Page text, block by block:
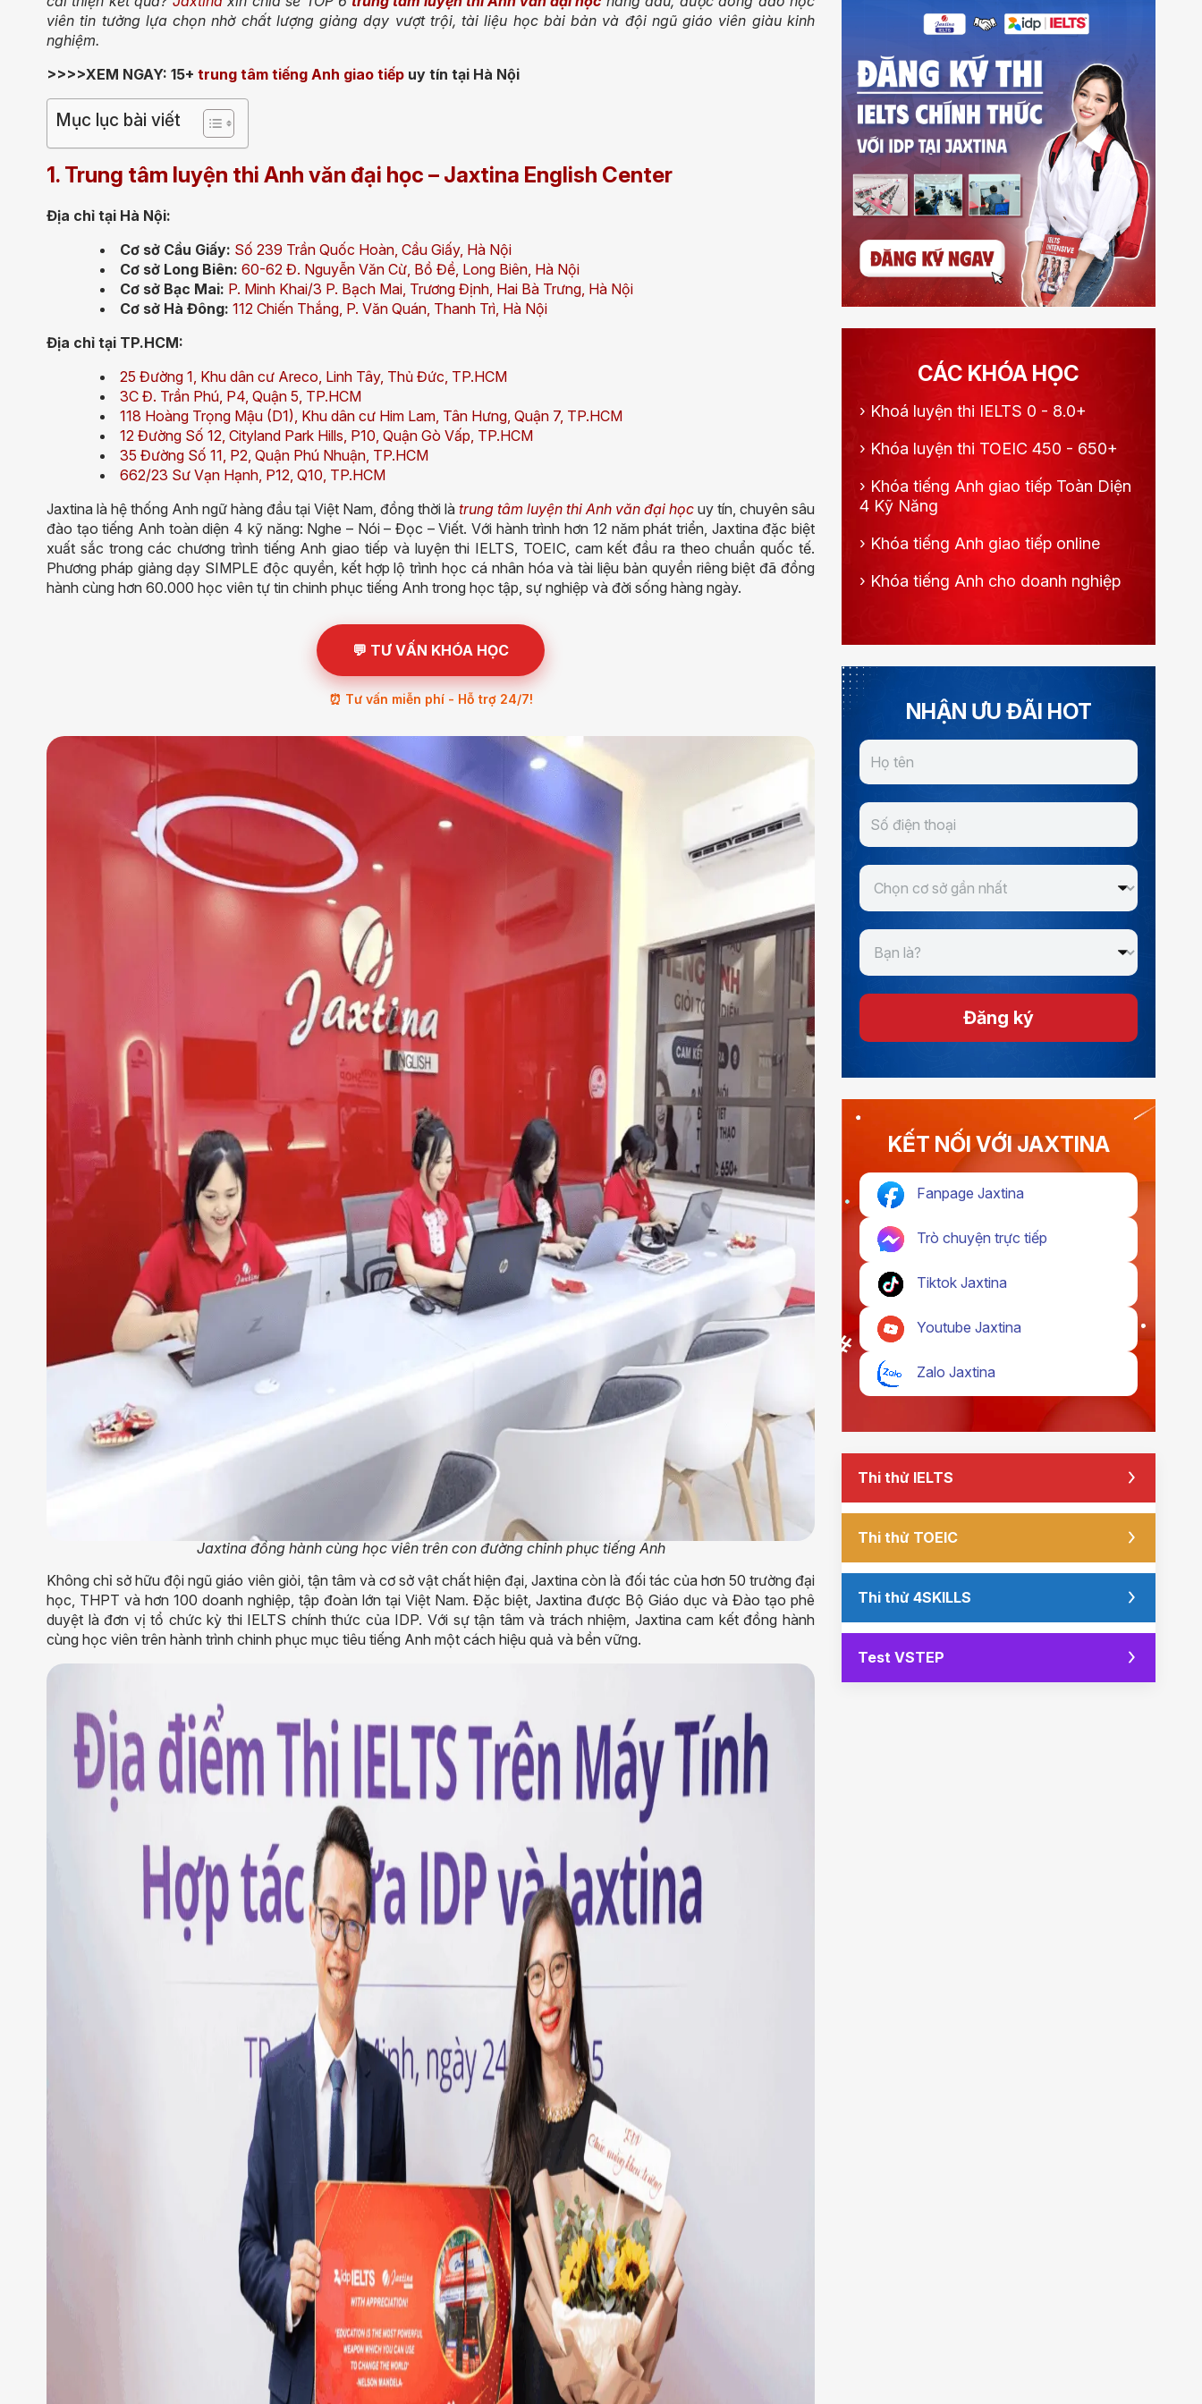
viên tin tưởng lựa chọn nhờ chất lượng giảng dạy vượt trội, tài liệu học bài bản và đội ngũ giáo viên giàu kinh
nghiệm.
>>>>XEM NGAY: 15+ trung tâm tiếng Anh giao tiếp uy tín tại Hà Nội
Mục lục bài viết
1. Trung tâm luyện thi Anh văn đại học – Jaxtina English Center
Địa chỉ tại Hà Nội:
Cơ sở Cầu Giấy: Số 239 Trần Quốc Hoàn, Cầu Giấy, Hà Nội
Cơ sở Long Biên: 60-62 Đ. Nguyễn Văn Cừ, Bồ Đề, Long Biên, Hà Nội
Cơ sở Bạc Mai: P. Minh Khai/3 P. Bạch Mai, Trương Định, Hai Bà Trưng, Hà Nội
Cơ sở Hà Đông: 112 Chiến Thắng, P. Văn Quán, Thanh Trì, Hà Nội
Địa chỉ tại TP.HCM:
25 Đường 1, Khu dân cư Areco, Linh Tây, Thủ Đức, TP.HCM
3C Đ. Trần Phú, P4, Quận 5, TP.HCM
118 Hoàng Trọng Mậu (D1), Khu dân cư Him Lam, Tân Hưng, Quận 7, TP.HCM
12 Đường Số 12, Cityland Park Hills, P10, Quận Gò Vấp, TP.HCM
35 Đường Số 11, P2, Quận Phú Nhuận, TP.HCM
662/23 Sư Vạn Hạnh, P12, Q10, TP.HCM
Jaxtina là hệ thống Anh ngữ hàng đầu tại Việt Nam, đồng thời là trung tâm luyện thi Anh văn đại học uy tín, chuyên sâu
đào tạo tiếng Anh toàn diện 4 kỹ năng: Nghe – Nói – Đọc – Viết. Với hành trình hơn 12 năm phát triển, Jaxtina đặc biệt
xuất sắc trong các chương trình tiếng Anh giao tiếp và luyện thi IELTS, TOEIC, cam kết đầu ra theo chuẩn quốc tế.
Phương pháp giảng dạy SIMPLE độc quyền, kết hợp lộ trình học cá nhân hóa và tài liệu bản quyền riêng biệt đã đồng
hành cùng hơn 60.000 học viên tự tin chinh phục tiếng Anh trong học tập, sự nghiệp và đời sống hàng ngày.
💬 TƯ VẤN KHÓA HỌC
⏰ Tư vấn miễn phí - Hỗ trợ 24/7!
Jaxtina đồng hành cùng học viên trên con đường chinh phục tiếng Anh
Không chỉ sở hữu đội ngũ giáo viên giỏi, tận tâm và cơ sở vật chất hiện đại, Jaxtina còn là đối tác của hơn 50 trường đại
học, THPT và hơn 100 doanh nghiệp, tập đoàn lớn tại Việt Nam. Đặc biệt, Jaxtina được Bộ Giáo dục và Đào tạo phê
duyệt là đơn vị tổ chức kỳ thi IELTS chính thức của IDP. Với sự tận tâm và trách nhiệm, Jaxtina cam kết đồng hành
cùng học viên trên hành trình chinh phục mục tiêu tiếng Anh một cách hiệu quả và bền vững.
CÁC KHÓA HỌC
› Khoá luyện thi IELTS 0 - 8.0+
› Khóa luyện thi TOEIC 450 - 650+
› Khóa tiếng Anh giao tiếp Toàn Diện
4 Kỹ Năng
› Khóa tiếng Anh giao tiếp online
› Khóa tiếng Anh cho doanh nghiệp
NHẬN ƯU ĐÃI HOT
Đăng ký
KẾT NỐI VỚI JAXTINA
Fanpage Jaxtina
Trò chuyện trực tiếp
Tiktok Jaxtina
Youtube Jaxtina
Zalo Jaxtina
Thi thử IELTS
Thi thử TOEIC
Thi thử 4SKILLS
Test VSTEP